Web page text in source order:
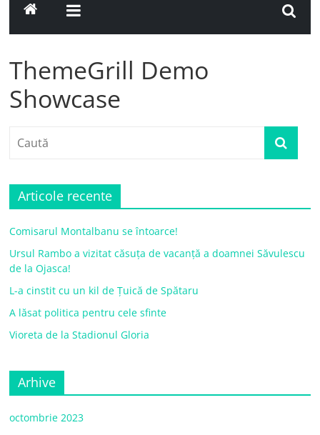
ThemeGrill Demo
Showcase
Articole recente
Comisarul Montalbanu se întoarce!
Ursul Rambo a vizitat căsuța de vacanță a doamnei Săvulescu
de la Ojasca!
L-a cinstit cu un kil de Țuică de Spătaru
A lăsat politica pentru cele sfinte
Vioreta de la Stadionul Gloria
Arhive
octombrie 2023